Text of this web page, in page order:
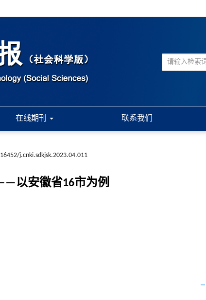
在线期刊 联系我们
j.cnki.sdkjsk.2023.04.011
以安徽省16市为例